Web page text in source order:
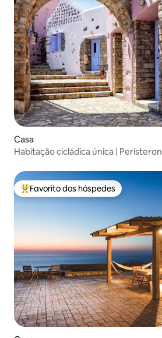
Casa
Habitação cicládica única |
Favoritos dos hóspedes mais
Favorito dos hóspedes